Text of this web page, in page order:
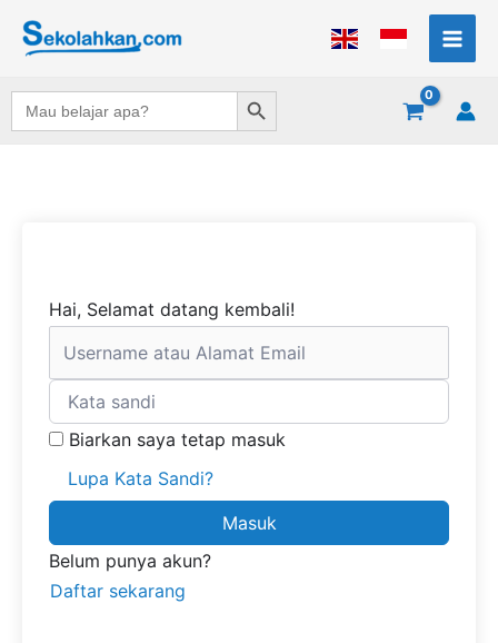
Lewati
Search
for:
Search Button
Hai, Selamat datang kembali!
Biarkan saya tetap masuk
Lupa Kata Sandi?
Masuk
Belum punya akun?
Daftar sekarang